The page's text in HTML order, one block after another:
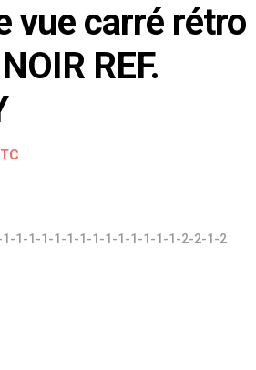
vue carré rétro
REF.
1-1-1-1-1-1-1-1-1-1-1-1-1-1-2-2-1-2